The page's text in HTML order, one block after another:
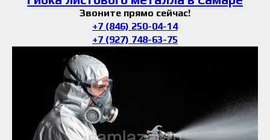
Звоните прямо сейчас!
+7 (846) 250-04-14
+7 (927) 748-63-75